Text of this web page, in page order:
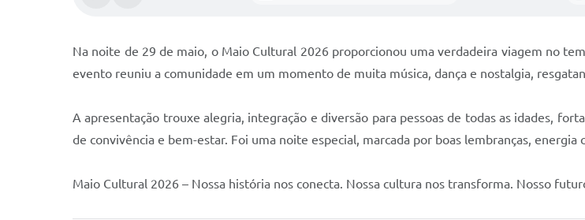
Na noite de 29 de maio, o Maio Cultural 2026 proporcionou uma verdadeira viagem no
evento reuniu a comunidade em um momento de muita música, dança e nostalgia,
A apresentação trouxe alegria, integração e diversão para pessoas de todas as idades,
de convivência e bem-estar. Foi uma noite especial, marcada por boas lembranças,
Maio Cultural 2026 – Nossa história nos conecta. Nossa cultura nos transforma. Nosso